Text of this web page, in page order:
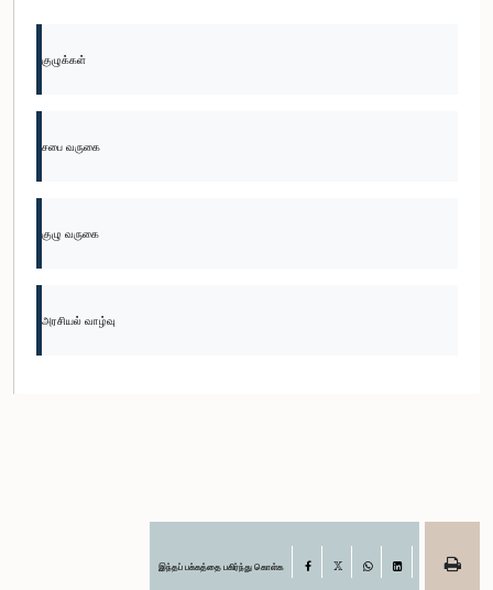
குழுக்கள்
சபை வருகை
குழு வருகை
அரசியல் வாழ்வு
இந்தப் பக்கத்தை பகிர்ந்து கொள்க Facebook